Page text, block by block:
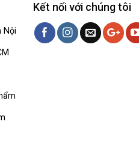
Nội
Kết nối với chúng tôi